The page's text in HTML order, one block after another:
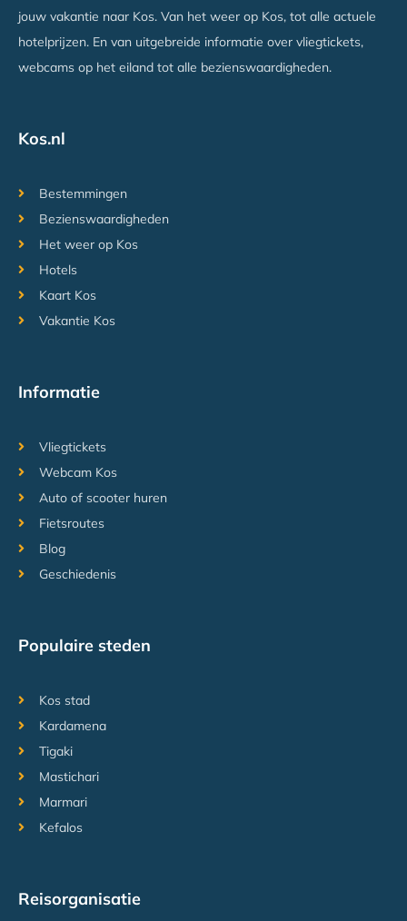
jouw vakantie naar Kos. Van het weer op Kos, tot alle actuele
hotelprijzen. En van uitgebreide informatie over vliegtickets,
webcams op het eiland tot alle bezienswaardigheden.
Kos.nl
Bestemmingen
Bezienswaardigheden
Het weer op Kos
Hotels
Kaart Kos
Vakantie Kos
Informatie
Vliegtickets
Webcam Kos
Auto of scooter huren
Fietsroutes
Blog
Geschiedenis
Populaire steden
Kos stad
Kardamena
Tigaki
Mastichari
Marmari
Kefalos
Reisorganisatie